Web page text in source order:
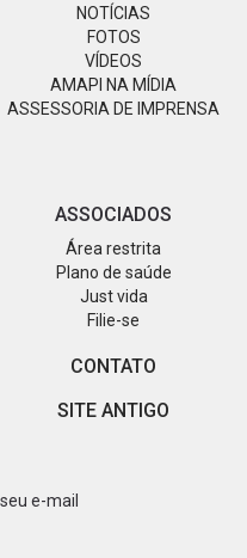
NOTÍCIAS
FOTOS
VÍDEOS
AMAPI NA MÍDIA
ASSESSORIA DE IMPRENSA
ASSOCIADOS
Área restrita
Plano de saúde
Just vida
Filie-se
CONTATO
SITE ANTIGO
e-mail